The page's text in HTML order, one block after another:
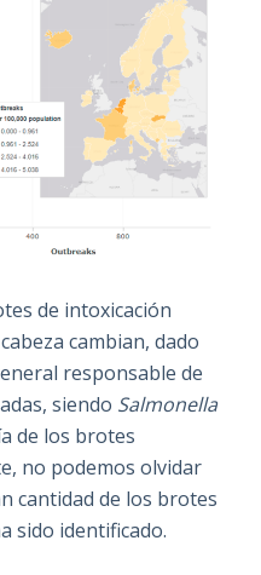
de intoxicación
cambian, dado
responsable de
siendo Salmonella
de los brotes
no podemos olvidar
cantidad de los brotes
sido identificado.